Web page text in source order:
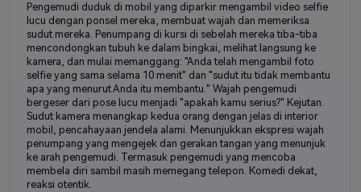
Pengemudi duduk di mobil yang diparkir mengambil video selfie
lucu dengan ponsel mereka, membuat wajah dan memeriksa
sudut mereka. Penumpang di kursi di sebelah mereka tiba-tiba
mencondongkan tubuh ke dalam bingkai, melihat langsung ke
kamera, dan mulai memanggang: "Anda telah mengambil foto
selfie yang sama selama 10 menit" dan "sudut itu tidak membantu
apa yang menurut Anda itu membantu." Wajah pengemudi
bergeser dari pose lucu menjadi "apakah kamu serius?" Kejutan.
Sudut kamera menangkap kedua orang dengan jelas di interior
mobil, pencahayaan jendela alami. Menunjukkan ekspresi wajah
penumpang yang mengejek dan gerakan tangan yang menunjuk
ke arah pengemudi. Termasuk pengemudi yang mencoba
membela diri sambil masih memegang telepon. Komedi dekat,
reaksi otentik.